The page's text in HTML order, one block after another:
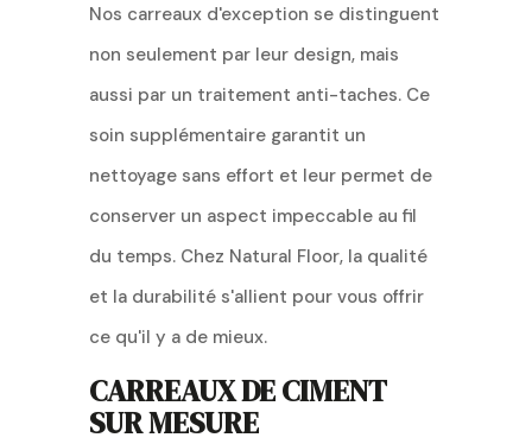
Nos carreaux d'exception se distinguent
non seulement par leur design, mais
aussi par un traitement anti-taches. Ce
soin supplémentaire garantit un
nettoyage sans effort et leur permet de
conserver un aspect impeccable au fil
du temps. Chez Natural Floor, la qualité
et la durabilité s'allient pour vous offrir
ce qu'il y a de mieux.
CARREAUX DE CIMENT
SUR MESURE